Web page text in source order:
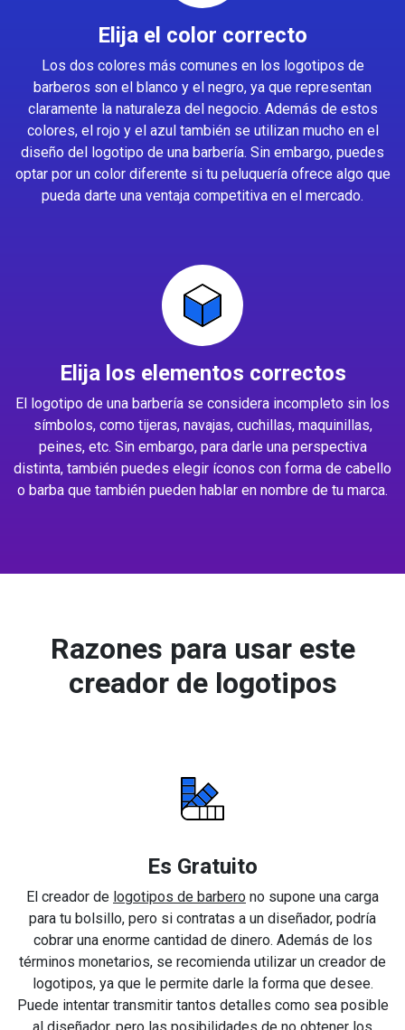
Elija el color correcto
Los dos colores más comunes en los logotipos de
barberos son el blanco y el negro, ya que representan
claramente la naturaleza del negocio. Además de estos
colores, el rojo y el azul también se utilizan mucho en el
diseño del logotipo de una barbería. Sin embargo, puedes
optar por un color diferente si tu peluquería ofrece algo que
pueda darte una ventaja competitiva en el mercado.
Elija los elementos correctos
El logotipo de una barbería se considera incompleto sin los
símbolos, como tijeras, navajas, cuchillas, maquinillas,
peines, etc. Sin embargo, para darle una perspectiva
distinta, también puedes elegir íconos con forma de cabello
o barba que también pueden hablar en nombre de tu marca.
Razones para usar este
creador de logotipos
Es Gratuito
El creador de logotipos de barbero no supone una carga
para tu bolsillo, pero si contratas a un diseñador, podría
cobrar una enorme cantidad de dinero. Además de los
términos monetarios, se recomienda utilizar un creador de
logotipos, ya que le permite darle la forma que desee.
Puede intentar transmitir tantos detalles como sea posible
al diseñador, pero las posibilidades de no obtener los